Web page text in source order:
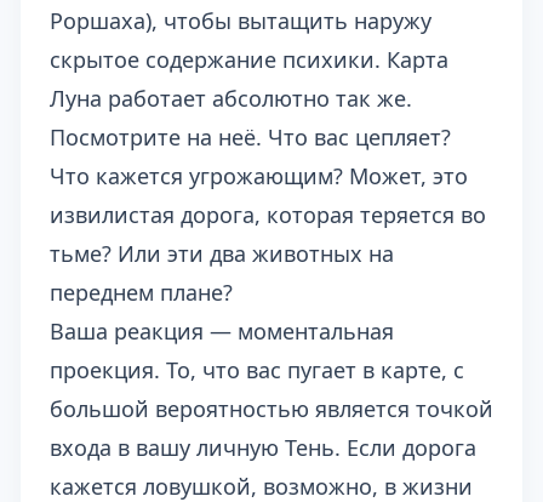
Роршаха), чтобы вытащить наружу
скрытое содержание психики. Карта
Луна работает абсолютно так же.
Посмотрите на неё. Что вас цепляет?
Что кажется угрожающим? Может, это
извилистая дорога, которая теряется во
тьме? Или эти два животных на
переднем плане?
Ваша реакция — моментальная
проекция. То, что вас пугает в карте, с
большой вероятностью является точкой
входа в вашу личную Тень. Если дорога
кажется ловушкой, возможно, в жизни